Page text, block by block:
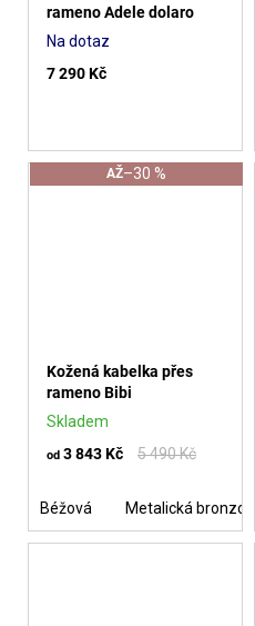
rameno Adele dolaro
Na dotaz
7 290 Kč
AŽ–30 %
Kožená kabelka přes
rameno Bibi
Skladem
od 3 843 Kč 5 490 Kč
Béžová Metalická bronzová